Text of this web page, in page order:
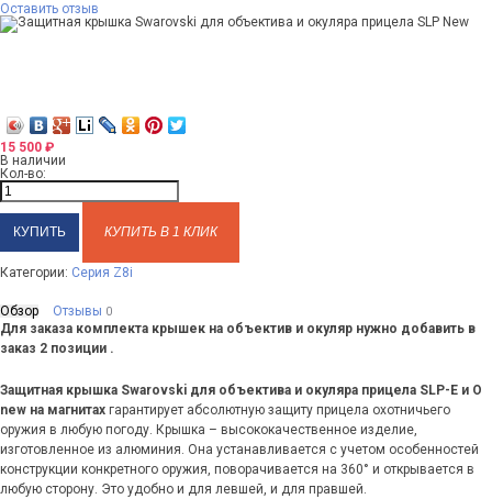
Оставить отзыв
15 500 ₽
В наличии
Кол-во:
КУПИТЬ В 1 КЛИК
Категории: Серия Z8i
Обзор Отзывы 0
Для заказа комплекта крышек на объектив и окуляр нужно добавить в
заказ 2 позиции .
Защитная крышка Swarovski для объектива и окуляра прицела SLP-E и O
new на магнитах гарантирует абсолютную защиту прицела охотничьего
оружия в любую погоду. Крышка – высококачественное изделие,
изготовленное из алюминия. Она устанавливается с учетом особенностей
конструкции конкретного оружия, поворачивается на 360° и открывается в
любую сторону. Это удобно и для левшей, и для правшей.